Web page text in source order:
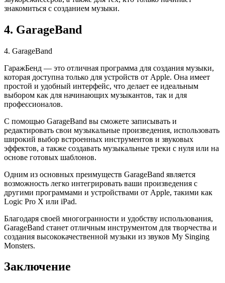
знакомиться с созданием музыки.
4. GarageBand
4. GarageBand
ГаражБенд — это отличная программа для создания музыки,
которая доступна только для устройств от Apple. Она имеет
простой и удобный интерфейс, что делает ее идеальным
выбором как для начинающих музыкантов, так и для
профессионалов.
С помощью GarageBand вы сможете записывать и
редактировать свои музыкальные произведения, использовать
широкий выбор встроенных инструментов и звуковых
эффектов, а также создавать музыкальные треки с нуля или на
основе готовых шаблонов.
Одним из основных преимуществ GarageBand является
возможность легко интегрировать ваши произведения с
другими программами и устройствами от Apple, такими как
Logic Pro X или iPad.
Благодаря своей многогранности и удобству использования,
GarageBand станет отличным инструментом для творчества и
создания высококачественной музыки из звуков My Singing
Monsters.
Заключение